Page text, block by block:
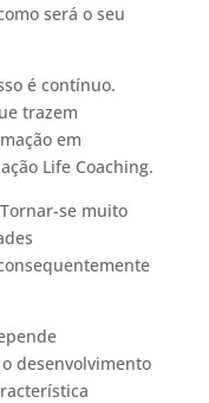
será o seu
é contínuo.
trazem
em
Life Coaching.
se muito
desenvolvimento